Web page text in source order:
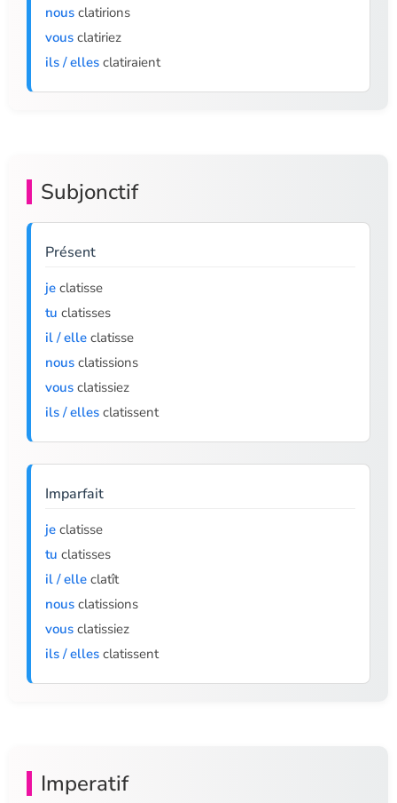
nous clatirions
vous clatiriez
ils / elles clatiraient
Subjonctif
Présent
je clatisse
tu clatisses
il / elle clatisse
nous clatissions
vous clatissiez
ils / elles clatissent
Imparfait
je clatisse
tu clatisses
il / elle clatît
nous clatissions
vous clatissiez
ils / elles clatissent
Imperatif